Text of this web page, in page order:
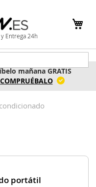
Entrega 24h
mañana GRATIS
COMPRUÉBALO
portátil